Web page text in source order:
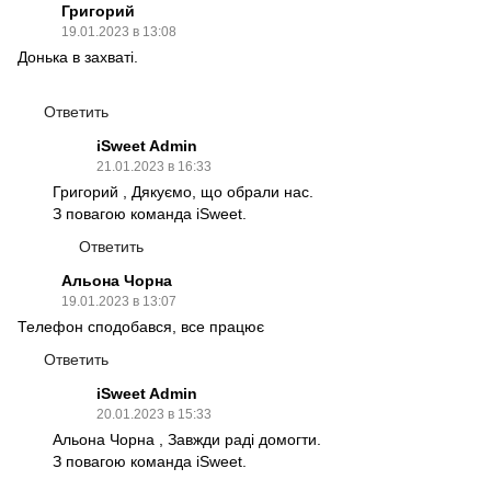
Григорий
19.01.2023 в 13:08
Донька в захваті.
Ответить
iSweet Admin
21.01.2023 в 16:33
Григорий , Дякуємо, що обрали нас.
З повагою команда iSweet.
Ответить
Альона Чорна
19.01.2023 в 13:07
Телефон сподобався, все працює
Ответить
iSweet Admin
20.01.2023 в 15:33
Альона Чорна , Завжди раді домогти.
З повагою команда iSweet.